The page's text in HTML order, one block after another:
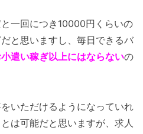
一回につき10000円くらいの
と思いますし、毎日できるバ
遣い稼ぎ以上にはならないの
いただけるようになっていれ
は可能だと思いますが、求人